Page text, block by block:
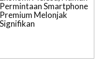
Permintaan Smartphone
Premium Melonjak
Signifikan